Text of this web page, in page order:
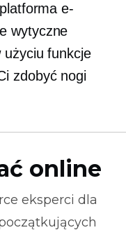
e-
wytyczne
użyciu funkcje
zdobyć nogi
online
eksperci dla